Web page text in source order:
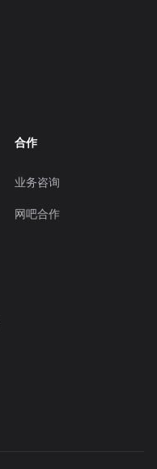
合作
业务咨询
网吧合作